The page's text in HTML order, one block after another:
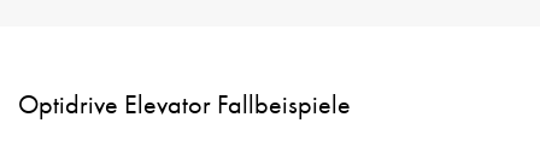
Optidrive Elevator Fallbeispiele